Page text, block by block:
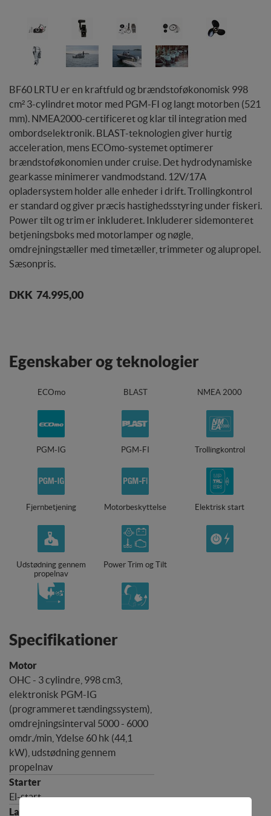
BF60 LRTU er en kraftfuld og brændstoføkonomisk 998
cm² 3-cylindret motor med PGM-FI og langt motorben (521
mm). NMEA2000-certificeret og klar til integration med
ombordselektronik. BLAST-teknologien giver hurtig
acceleration, mens ECOmo-systemet optimerer
brændstoføkonomien under cruise. Det hydrodynamiske
gearkasse minimerer vandmodstand. 12V/17A
opladersystem holder alle enheder i drift. Trollingkontrol
er standard og giver præcis hastighedsstyring under fiskeri.
Power tilt og trim er inkluderet. Inkluderer sidemonteret
betjeningsboks med motorlamper og nøgle,
omdrejningstæller med timetæller, trimmeter og alupropel.
Sæsonpris.
DKK 74.995,00
Egenskaber og teknologier
ECOmo BLAST NMEA 2000
PGM-IG PGM-FI Trollingkontrol
Fjernbetjening Motorbeskyttelse Elektrisk start
Udstødning gennem
propelnav
Power Trim og Tilt
Specifikationer
OHC - 3 cylindre, 998 cm3,
elektronisk PGM-IG
(programmeret tændingssystem),
omdrejningsinterval 5000 - 6000
omdr./min, Ydelse 60 hk (44,1
kW), udstødning gennem
propelnav
El-start